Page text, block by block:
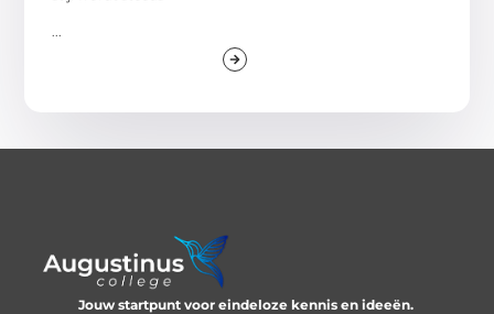
Jouw startpunt voor eindeloze kennis en ideeën.